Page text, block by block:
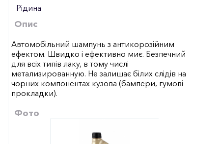
Рідина
Опис
Автомобільний шампунь з антикорозійним
ефектом. Швидко і ефективно миє. Безпечний
для всіх типів лаку, в тому числі
метализированную. Не залишає білих слідів на
чорних компонентах кузова (бампери, гумові
прокладки).
Фото